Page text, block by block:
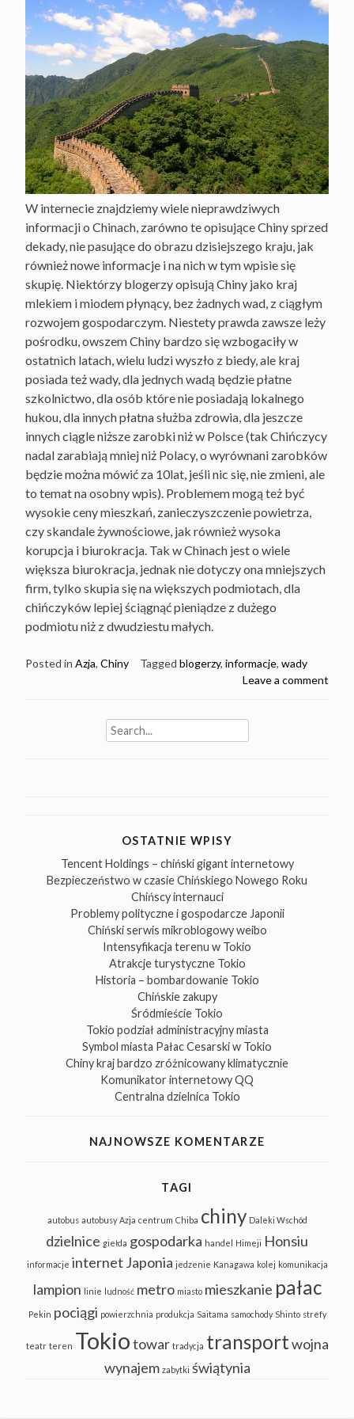
W internecie znajdziemy wiele nieprawdziwych
informacji o Chinach, zarówno te opisujące Chiny sprzed
dekady, nie pasujące do obrazu dzisiejszego kraju, jak
również nowe informacje i na nich w tym wpisie się
skupię. Niektórzy blogerzy opisują Chiny jako kraj
mlekiem i miodem płynący, bez żadnych wad, z ciągłym
rozwojem gospodarczym. Niestety prawda zawsze leży
pośrodku, owszem Chiny bardzo się wzbogaciły w
ostatnich latach, wielu ludzi wyszło z biedy, ale kraj
posiada też wady, dla jednych wadą będzie płatne
szkolnictwo, dla osób które nie posiadają lokalnego
hukou, dla innych płatna służba zdrowia, dla jeszcze
innych ciągle niższe zarobki niż w Polsce (tak Chińczycy
nadal zarabiają mniej niż Polacy, o wyrównani zarobków
będzie można mówić za 10lat, jeśli nic się, nie zmieni, ale
to temat na osobny wpis). Problemem mogą też być
wysokie ceny mieszkań, zanieczyszczenie powietrza,
czy skandale żywnościowe, jak również wysoka
korupcja i biurokracja. Tak w Chinach jest o wiele
większa biurokracja, jednak nie dotyczy ona mniejszych
firm, tylko skupia się na większych podmiotach, dla
chińczyków lepiej ściągnąć pieniądze z dużego
podmiotu niż z dwudziestu małych.
Posted in Azja, Chiny Tagged blogerzy, informacje, wady
Leave a comment
Search
for:
OSTATNIE WPISY
Tencent Holdings – chiński gigant internetowy
Bezpieczeństwo w czasie Chińskiego Nowego Roku
Chińscy internauci
Problemy polityczne i gospodarcze Japonii
Chiński serwis mikroblogowy weibo
Intensyfikacja terenu w Tokio
Atrakcje turystyczne Tokio
Historia – bombardowanie Tokio
Chińskie zakupy
Śródmieście Tokio
Tokio podział administracyjny miasta
Symbol miasta Pałac Cesarski w Tokio
Chiny kraj bardzo zróżnicowany klimatycznie
Komunikator internetowy QQ
Centralna dzielnica Tokio
NAJNOWSZE KOMENTARZE
TAGI
autobus autobusy Azja centrum Chiba chiny Daleki Wschód
dzielnice giełda gospodarka handel Himeji Honsiu
informacje internet Japonia jedzenie Kanagawa kolej komunikacja
lampion linie ludność metro miasto mieszkanie pałac
Pekin pociągi powierzchnia produkcja Saitama samochody Shinto strefy
teatr teren Tokiotowar tradycja transportwojna
wynajem zabytki świątynia